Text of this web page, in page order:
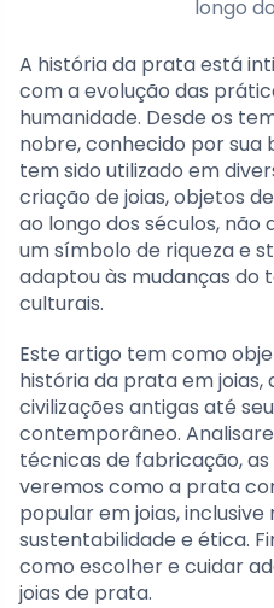
A história da prata está
com a evolução das
humanidade. Desde os
nobre, conhecido por sua
tem sido utilizado em
criação de joias, objetos
ao longo dos séculos,
um símbolo de riqueza e
adaptou às mudanças do
culturais.
Este artigo tem como
história da prata em joias,
civilizações antigas até
contemporâneo.
técnicas de fabricação,
veremos como a prata
popular em joias,
sustentabilidade e ética.
como escolher e cuidar
joias de prata.